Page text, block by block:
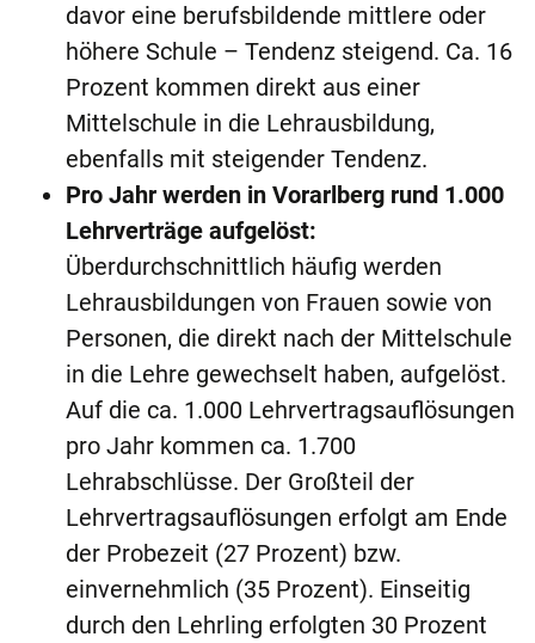
davor eine berufsbildende mittlere oder
höhere Schule – Tendenz steigend. Ca. 16
Prozent kommen direkt aus einer
Mittelschule in die Lehrausbildung,
ebenfalls mit steigender Tendenz.
Pro Jahr werden in Vorarlberg rund 1.000
Lehrverträge aufgelöst:
Überdurchschnittlich häufig werden
Lehrausbildungen von Frauen sowie von
Personen, die direkt nach der Mittelschule
in die Lehre gewechselt haben, aufgelöst.
Auf die ca. 1.000 Lehrvertragsauflösungen
pro Jahr kommen ca. 1.700
Lehrabschlüsse. Der Großteil der
Lehrvertragsauflösungen erfolgt am Ende
der Probezeit (27 Prozent) bzw.
einvernehmlich (35 Prozent). Einseitig
durch den Lehrling erfolgten 30 Prozent